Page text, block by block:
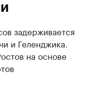
задерживается
и Геленджика.
на основе